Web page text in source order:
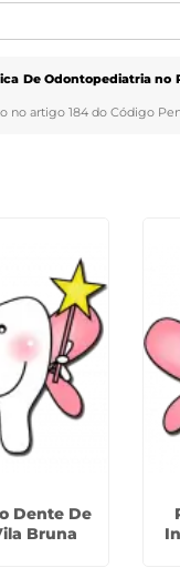
De Odontopediatria no
no artigo 184 do Código
Dente De
Bruna